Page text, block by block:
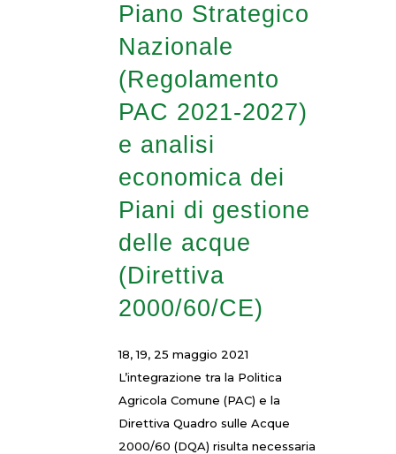
Piano Strategico
Nazionale
(Regolamento
PAC 2021-2027)
e analisi
economica dei
Piani di gestione
delle acque
(Direttiva
2000/60/CE)
18, 19, 25 maggio 2021
L’integrazione tra la Politica
Agricola Comune (PAC) e la
Direttiva Quadro sulle Acque
2000/60 (DQA) risulta necessaria